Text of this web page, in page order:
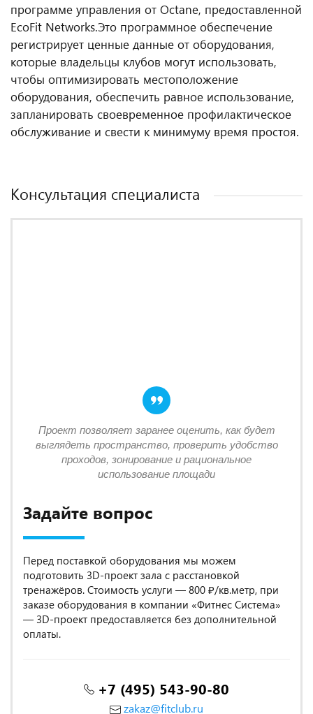
программе управления от Octane, предоставленной
EcoFit Networks.Это программное обеспечение
регистрирует ценные данные от оборудования,
которые владельцы клубов могут использовать,
чтобы оптимизировать местоположение
оборудования, обеспечить равное использование,
запланировать своевременное профилактическое
обслуживание и свести к минимуму время простоя.
Консультация специалиста
Задайте вопрос
Перед поставкой оборудования мы можем
подготовить 3D-проект зала с расстановкой
тренажёров. Стоимость услуги — 800 ₽/кв.метр, при
заказе оборудования в компании «Фитнес Система»
— 3D-проект предоставляется без дополнительной
оплаты.
+7 (495) 543-90-80
zakaz@fitclub.ru
Проект позволяет заранее оценить, как будет
выглядеть пространство, проверить удобство
проходов, зонирование и рациональное
использование площади